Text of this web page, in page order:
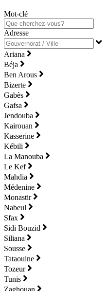
Mot-clé
Adresse
Ariana
Béja
Ben Arous
Bizerte
Gabès
Gafsa
Jendouba
Kairouan
Kasserine
Kébili
La Manouba
Le Kef
Mahdia
Médenine
Monastir
Nabeul
Sfax
Sidi Bouzid
Siliana
Sousse
Tataouine
Tozeur
Tunis
Zaghouan